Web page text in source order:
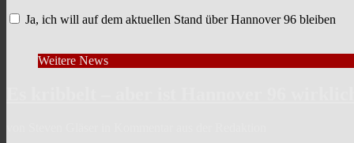
Ja, ich will auf dem aktuellen Stand über Hannover 96 bleiben
Weitere News